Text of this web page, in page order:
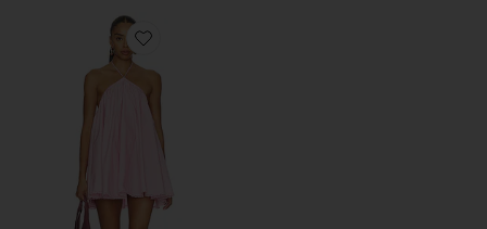
Favorite ПЛАТЬЕ LILLIE